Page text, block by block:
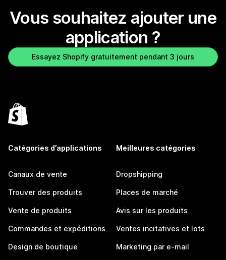
Vous souhaitez ajouter une
application ?
Essayez Shopify gratuitement pendant 3 jours
Catégories d’applications
Canaux de vente
Trouver des produits
Vente de produits
Commandes et expéditions
Design de boutique
Meilleures catégories
Dropshipping
Places de marché
Avis sur les produits
Ventes incitatives et lots
Marketing par e-mail